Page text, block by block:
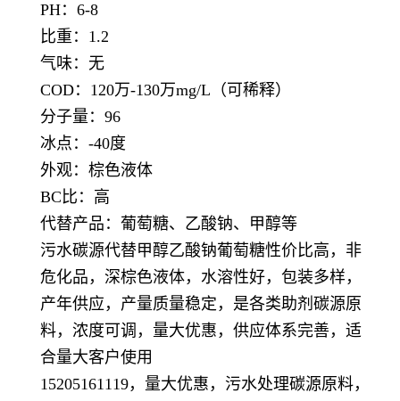
PH：6-8
比重：1.2
气味：无
COD：120万-130万mg/L（可稀释）
分子量：96
冰点：-40度
外观：棕色液体
BC比：高
代替产品：葡萄糖、乙酸钠、甲醇等
污水碳源代替甲醇乙酸钠葡萄糖性价比高，非
危化品，深棕色液体，水溶性好，包装多样，
产年供应，产量质量稳定， 是各类助剂碳源原
料，浓度可调，量大优惠，供应体系完善，适
合量大客户使用
15205161119，量大优惠，污水处理碳源原料，